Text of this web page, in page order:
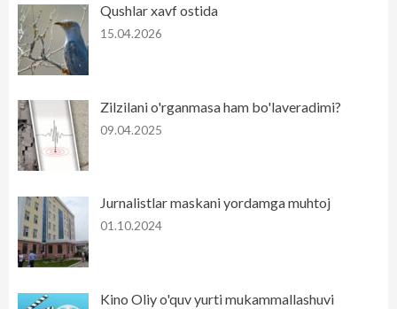
Qushlar xavf ostida
15.04.2026
Zilzilani o'rganmasa ham bo'laveradimi?
09.04.2025
Jurnalistlar maskani yordamga muhtoj
01.10.2024
Kino Oliy o'quv yurti mukammallashuvi